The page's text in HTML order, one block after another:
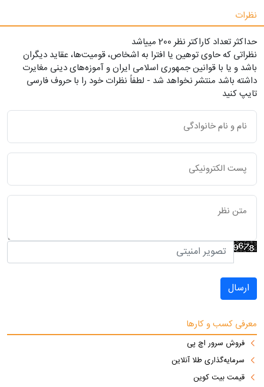
نظرات
حداکثر تعداد کاراکتر نظر 200 ميياشد
نظراتی که حاوی توهین یا افترا به اشخاص، قومیت‌ها، عقاید دیگران
باشد و یا با قوانین جمهوری اسلامی ایران و آموزه‌های دینی مغایرت
داشته باشد منتشر نخواهد شد - لطفاً نظرات خود را با حروف فارسی
تایپ کنید
ارسال
معرفی کسب و کارها
فروش سرور اچ پی
سرمایه‌گذاری طلا آنلاین
قیمت بیت کوین